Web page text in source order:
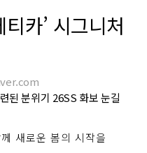
카’ 시그니처
된 분위기 26SS 화보 눈길
새로운 봄의 시작을